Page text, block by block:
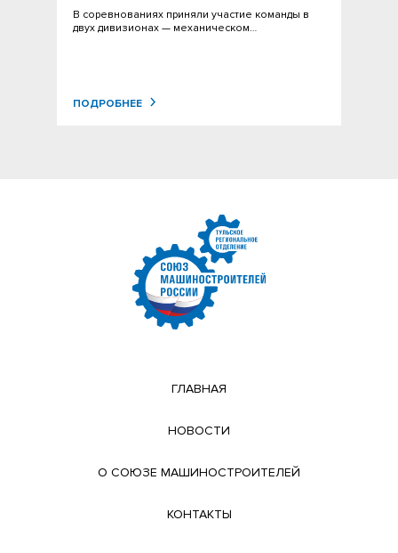
В соревнованиях приняли участие команды в
двух дивизионах — механическом…
ПОДРОБНЕЕ
ГЛАВНАЯ
НОВОСТИ
О СОЮЗЕ МАШИНОСТРОИТЕЛЕЙ
КОНТАКТЫ